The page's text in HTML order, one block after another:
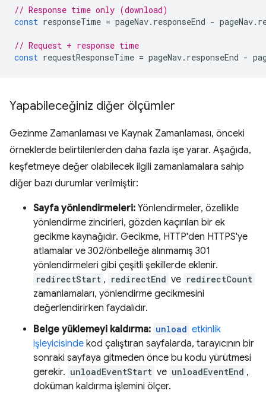
// Response time only (download)
const responseTime = pageNav. responseEnd - pageNav.
// Request + response time
const requestResponseTime = pageNav. responseEnd -
Yapabileceğiniz diğer ölçümler
Gezinme Zamanlaması ve Kaynak Zamanlaması, önceki
örneklerde belirtilenlerden daha fazla işe yarar. Aşağıda,
keşfetmeye değer olabilecek ilgili zamanlamalara sahip
diğer bazı durumlar verilmiştir:
Sayfa yönlendirmeleri: Yönlendirmeler, özellikle
yönlendirme zincirleri, gözden kaçırılan bir ek
gecikme kaynağıdır. Gecikme, HTTP'den HTTPS'ye
atlamalar ve 302/önbelleğe alınmamış 301
yönlendirmeleri gibi çeşitli şekillerde eklenir.
redirectStart , redirectEnd ve redirectCount
zamanlamaları, yönlendirme gecikmesini
değerlendirirken faydalıdır.
Belge yüklemeyi kaldırma: unload etkinlik
işleyicisinde kod çalıştıran sayfalarda, tarayıcının bir
sonraki sayfaya gitmeden önce bu kodu yürütmesi
gerekir. unloadEventStart ve unloadEventEnd ,
doküman kaldırma işlemini ölçer.